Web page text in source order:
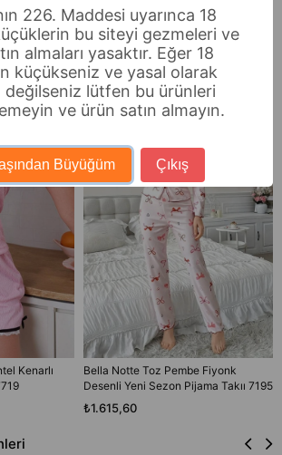
Kenarlı
Bella Notte Toz Pembe Fiyonk
Desenli Yeni Sezon Pijama Takıı 7195
₺1.615,60
226. Maddesi uyarınca 18
bu siteyi gezmeleri ve
almaları yasaktır. Eğer 18
küçükseniz ve yasal olarak
lütfen bu ürünleri
ve ürün satın almayın.
Büyüğüm Çıkış